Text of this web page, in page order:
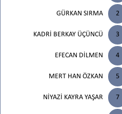
2
GÜRKAN SIRMA
3
KADRİ BERKAY ÜÇÜNCÜ
4
EFECAN DİLMEN
5
MERT HAN ÖZKAN
7
NİYAZİ KAYRA YAŞAR